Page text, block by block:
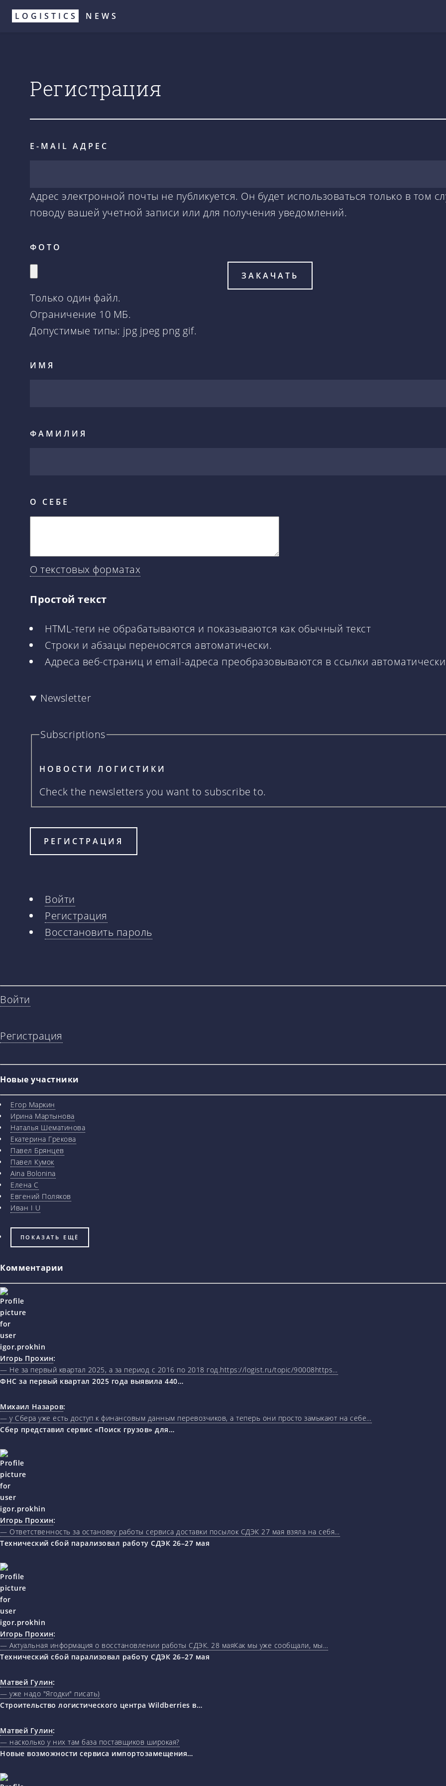
Перейти
LOGISTICS NEWS
Регистрация
E-MAIL АДРЕС
Адрес электронной почты не публикуется. Он будет использоваться только в том
поводу вашей учетной записи или для получения уведомлений.
ФОТО
Только один файл.
Ограничение 10 МБ.
Допустимые типы: jpg jpeg png gif.
ИМЯ
ФАМИЛИЯ
О СЕБЕ
О текстовых форматах
Простой текст
HTML-теги не обрабатываются и показываются как обычный текст
Строки и абзацы переносятся автоматически.
Адреса веб-страниц и email-адреса преобразовываются в ссылки
Newsletter
Subscriptions
НОВОСТИ ЛОГИСТИКИ
Check the newsletters you want to subscribe to.
Главные
вкладки
Войти
Регистрация
Восстановить пароль
Войти
Регистрация
Новые участники
Егор Маркин
Ирина Мартынова
Наталья Шематинова
Екатерина Грекова
Павел Брянцев
Павел Кумок
Aina Bolonina
Елена С
Евгений Поляков
Иван I U
ПОКАЗАТЬ ЕЩЁ
Комментарии
Игорь Прохин:
— Не за первый квартал 2025, а за период с 2016 по 2018 год.https://logist.ru/topic/90008https…
ФНС за первый квартал 2025 года выявила 440…
Михаил Назаров:
— у Сбера уже есть доступ к финансовым данным перевозчиков, а теперь они просто замыкают на себе…
Сбер представил сервис «Поиск грузов» для…
Игорь Прохин:
— Ответственность за остановку работы сервиса доставки посылок СДЭК 27 мая взяла на себя…
Технический сбой парализовал работу СДЭК 26–27 мая
Игорь Прохин:
— Актуальная информация о восстановлении работы СДЭК. 28 маяКак мы уже сообщали, мы…
Технический сбой парализовал работу СДЭК 26–27 мая
Матвей Гулин:
— уже надо "Ягодки" писать)
Строительство логистического центра Wildberries в…
Матвей Гулин:
— насколько у них там база поставщиков широкая?
Новые возможности сервиса импортозамещения…